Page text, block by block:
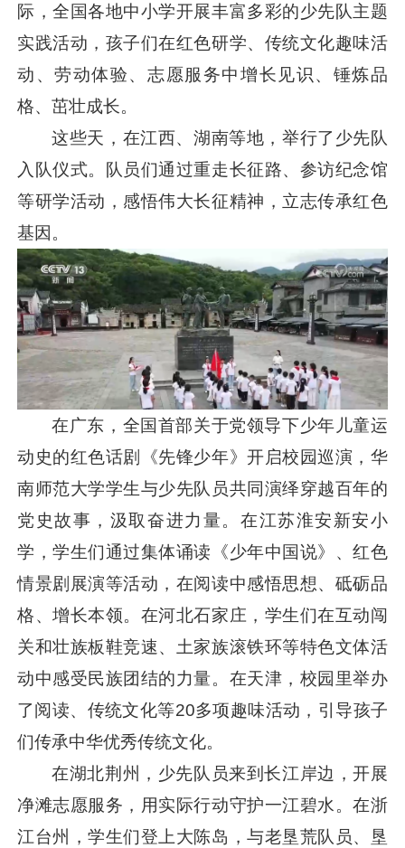
际，全国各地中小学开展丰富多彩的少先队主题
实践活动，孩子们在红色研学、传统文化趣味活
动、劳动体验、志愿服务中增长见识、锤炼品
格、茁壮成长。
这些天，在江西、湖南等地，举行了少先队
入队仪式。队员们通过重走长征路、参访纪念馆
等研学活动，感悟伟大长征精神，立志传承红色
基因。
在广东，全国首部关于党领导下少年儿童运
动史的红色话剧《先锋少年》开启校园巡演，华
南师范大学学生与少先队员共同演绎穿越百年的
党史故事，汲取奋进力量。在江苏淮安新安小
学，学生们通过集体诵读《少年中国说》、红色
情景剧展演等活动，在阅读中感悟思想、砥砺品
格、增长本领。在河北石家庄，学生们在互动闯
关和壮族板鞋竞速、土家族滚铁环等特色文体活
动中感受民族团结的力量。在天津，校园里举办
了阅读、传统文化等20多项趣味活动，引导孩子
们传承中华优秀传统文化。
在湖北荆州，少先队员来到长江岸边，开展
净滩志愿服务，用实际行动守护一江碧水。在浙
江台州，学生们登上大陈岛，与老垦荒队员、垦